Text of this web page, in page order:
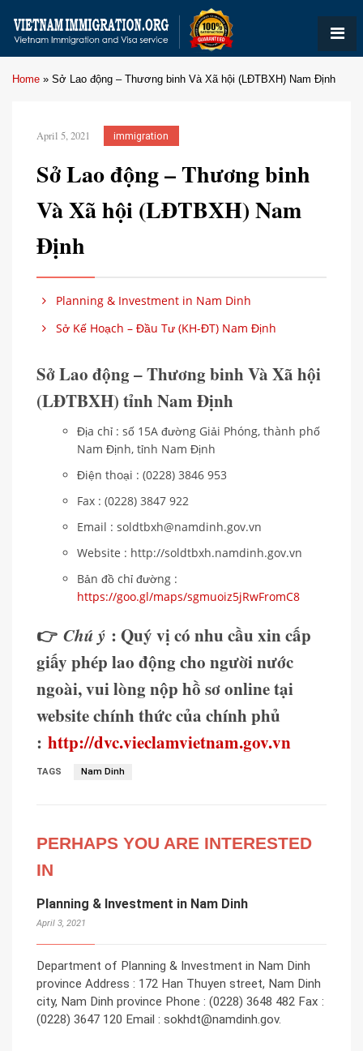
Home » Sở Lao động – Thương binh Và Xã hội (LĐTBXH) Nam Định
April 5, 2021 immigration
Sở Lao động – Thương binh
Và Xã hội (LĐTBXH) Nam
Định
Planning & Investment in Nam Dinh
Sở Kế Hoạch – Đầu Tư (KH-ĐT) Nam Định
Sở Lao động – Thương binh Và Xã hội
(LĐTBXH) tỉnh Nam Định
Địa chỉ : số 15A đường Giải Phóng, thành phố
Nam Định, tỉnh Nam Định
Điện thoại : (0228) 3846 953
Fax : (0228) 3847 922
Email : soldtbxh@namdinh.gov.vn
Website : http://soldtbxh.namdinh.gov.vn
Bản đồ chỉ đường :
https://goo.gl/maps/sgmuoiz5jRwFromC8
👉 Chú ý : Quý vị có nhu cầu xin cấp
giấy phép lao động cho người nước
ngoài, vui lòng nộp hồ sơ online tại
website chính thức của chính phủ
: http://dvc.vieclamvietnam.gov.vn
TAGS Nam Dinh
PERHAPS YOU ARE INTERESTED
IN
Planning & Investment in Nam Dinh
April 3, 2021
Department of Planning & Investment in Nam Dinh
province Address : 172 Han Thuyen street, Nam Dinh
city, Nam Dinh province Phone : (0228) 3648 482 Fax :
(0228) 3647 120 Email : sokhdt@namdinh.gov.